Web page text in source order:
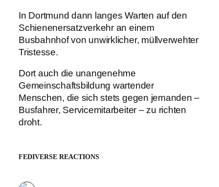
In Dortmund dann langes Warten auf den
Schienenersatzverkehr an einem
Busbahnhof von unwirklicher, müllverwehter
Tristesse.
Dort auch die unangenehme
Gemeinschaftsbildung wartender
Menschen, die sich stets gegen jemanden –
Busfahrer, Servicemitarbeiter – zu richten
droht.
FEDIVERSE REACTIONS